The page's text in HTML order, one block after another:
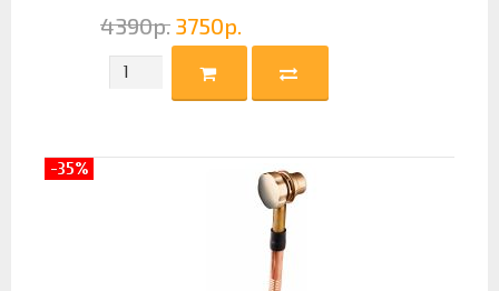
4390р. 3750р.
-35%